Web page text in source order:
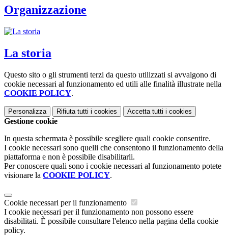
Organizzazione
La storia
Questo sito o gli strumenti terzi da questo utilizzati si avvalgono di
cookie necessari al funzionamento ed utili alle finalità illustrate nella
COOKIE POLICY.
Personalizza Rifiuta tutti i cookies Accetta tutti i cookies
Gestione cookie
In questa schermata è possibile scegliere quali cookie consentire.
I cookie necessari sono quelli che consentono il funzionamento della
piattaforma e non è possibile disabilitarli.
Per conoscere quali sono i cookie necessari al funzionamento potete
visionare la COOKIE POLICY.
Cookie necessari per il funzionamento
I cookie necessari per il funzionamento non possono essere
disabilitati. È possibile consultare l'elenco nella pagina della cookie
policy.